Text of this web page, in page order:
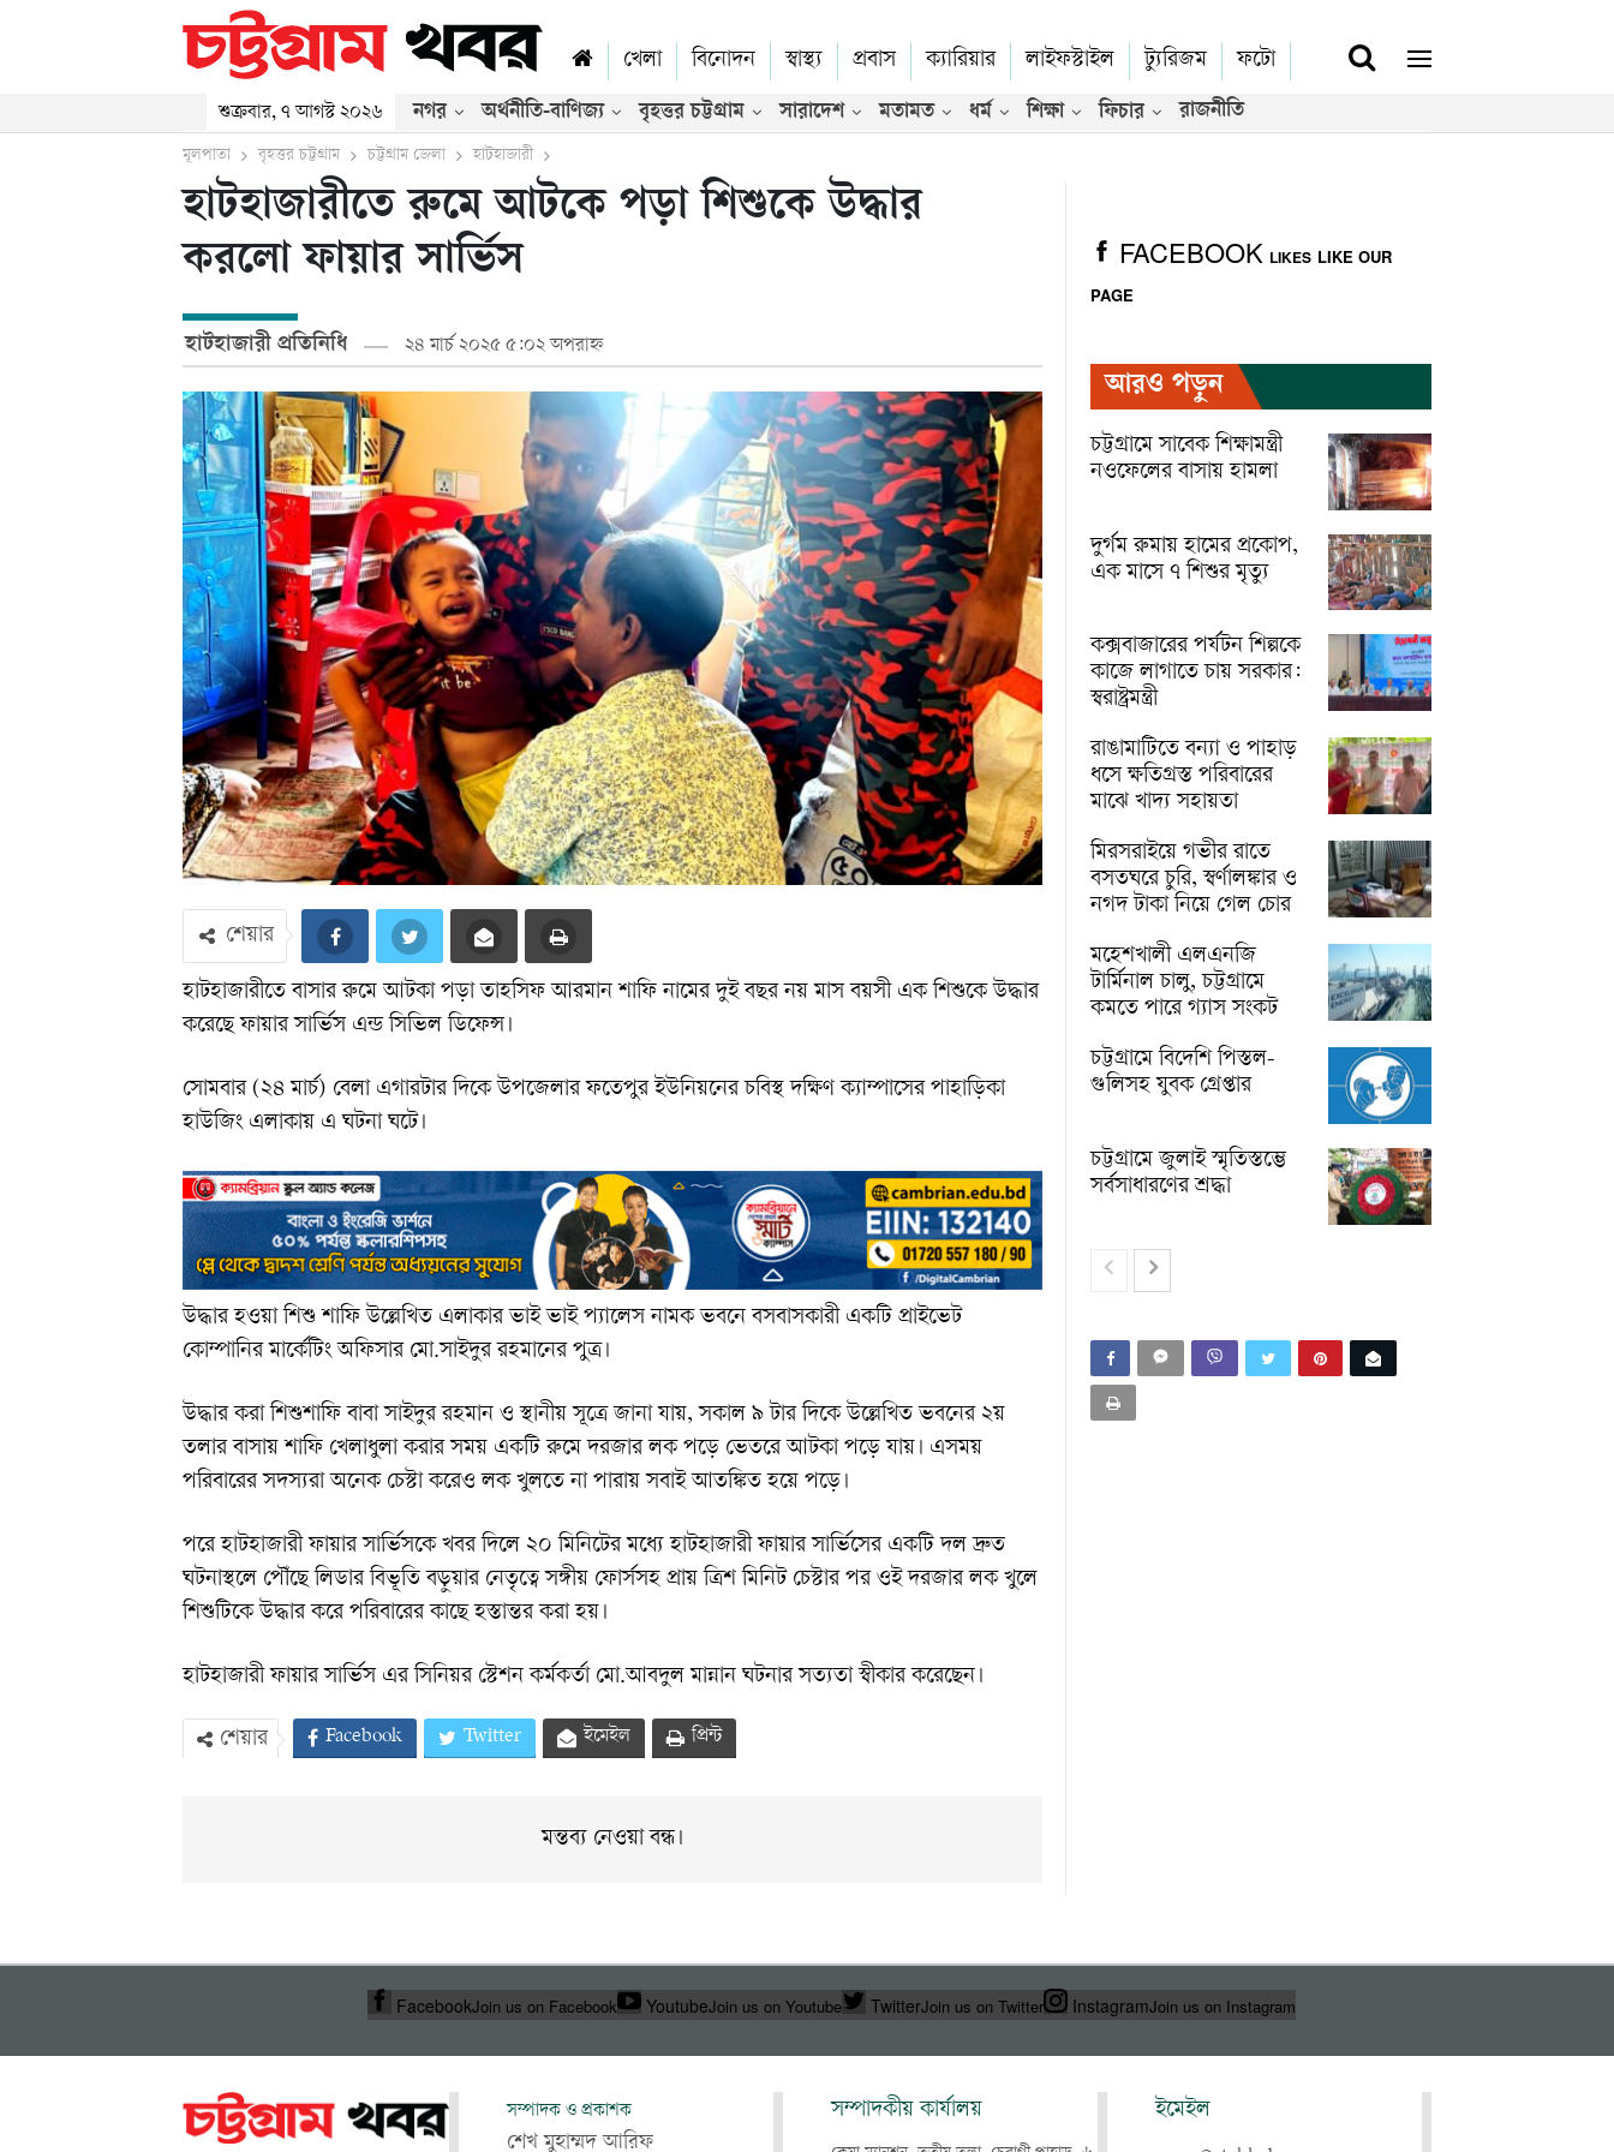
খেলা বিনোদন স্বাস্থ্য প্রবাস ক্যারিয়ার লাইফস্টাইল ট্যুরিজম ফটো
ভিডিও
শুক্রবার, ৭ আগস্ট ২০২৬ নগর অর্থনীতি-বাণিজ্য বৃহত্তর চট্টগ্রাম সারাদেশ মতামত ধর্ম শিক্ষা ফিচার রাজনীতি
মূলপাতা বৃহত্তর চট্টগ্রাম চট্টগ্রাম জেলা হাটহাজারী
হাটহাজারীতে রুমে আটকে পড়া শিশুকে উদ্ধার
করলো ফায়ার সার্ভিস
হাটহাজারী প্রতিনিধি ২৪ মার্চ ২০২৫ ৫:০২ অপরাহ্ন
শেয়ার
হাটহাজারীতে বাসার রুমে আটকা পড়া তাহসিফ আরমান শাফি নামের দুই বছর নয় মাস বয়সী এক শিশুকে উদ্ধার
করেছে ফায়ার সার্ভিস এন্ড সিভিল ডিফেন্স।
সোমবার (২৪ মার্চ) বেলা এগারটার দিকে উপজেলার ফতেপুর ইউনিয়নের চবিস্থ দক্ষিণ ক্যাম্পাসের পাহাড়িকা
হাউজিং এলাকায় এ ঘটনা ঘটে।
উদ্ধার হওয়া শিশু শাফি উল্লেখিত এলাকার ভাই ভাই প্যালেস নামক ভবনে বসবাসকারী একটি প্রাইভেট
কোম্পানির মার্কেটিং অফিসার মো.সাইদুর রহমানের পুত্র।
উদ্ধার করা শিশুশাফি বাবা সাইদুর রহমান ও স্থানীয় সূত্রে জানা যায়, সকাল ৯ টার দিকে উল্লেখিত ভবনের ২য়
তলার বাসায় শাফি খেলাধুলা করার সময় একটি রুমে দরজার লক পড়ে ভেতরে আটকা পড়ে যায়। এসময়
পরিবারের সদস্যরা অনেক চেস্টা করেও লক খুলতে না পারায় সবাই আতঙ্কিত হয়ে পড়ে।
পরে হাটহাজারী ফায়ার সার্ভিসকে খবর দিলে ২০ মিনিটের মধ্যে হাটহাজারী ফায়ার সার্ভিসের একটি দল দ্রুত
ঘটনাস্থলে পৌঁছে লিডার বিভূতি বড়ুয়ার নেতৃত্বে সঙ্গীয় ফোর্সসহ প্রায় ত্রিশ মিনিট চেস্টার পর ওই দরজার লক খুলে
শিশুটিকে উদ্ধার করে পরিবারের কাছে হস্তান্তর করা হয়।
হাটহাজারী ফায়ার সার্ভিস এর সিনিয়র স্টেশন কর্মকর্তা মো.আবদুল মান্নান ঘটনার সত্যতা স্বীকার করেছেন।
শেয়ার Facebook Twitter ইমেইল প্রিন্ট
মন্তব্য নেওয়া বন্ধ।
FACEBOOK LIKES LIKE OUR
PAGE
আরও পড়ুন
চট্টগ্রামে সাবেক শিক্ষামন্ত্রী
নওফেলের বাসায় হামলা
দুর্গম রুমায় হামের প্রকোপ,
এক মাসে ৭ শিশুর মৃত্যু
কক্সবাজারের পর্যটন শিল্পকে
কাজে লাগাতে চায় সরকার:
স্বরাষ্ট্রমন্ত্রী
রাঙামাটিতে বন্যা ও পাহাড়
ধসে ক্ষতিগ্রস্ত পরিবারের
মাঝে খাদ্য সহায়তা
মিরসরাইয়ে গভীর রাতে
বসতঘরে চুরি, স্বর্ণালঙ্কার ও
নগদ টাকা নিয়ে গেল চোর
মহেশখালী এলএনজি
টার্মিনাল চালু, চট্টগ্রামে
কমতে পারে গ্যাস সংকট
চট্টগ্রামে বিদেশি পিস্তল-
গুলিসহ যুবক গ্রেপ্তার
চট্টগ্রামে জুলাই স্মৃতিস্তম্ভে
সর্বসাধারণের শ্রদ্ধা
FacebookJoin us on Facebook YoutubeJoin us on Youtube TwitterJoin us on Twitter InstagramJoin us on Instagram
সম্পাদক ও প্রকাশক
শেখ মুহাম্মদ আরিফ
সম্পাদকীয় কার্যালয় ইমেইল